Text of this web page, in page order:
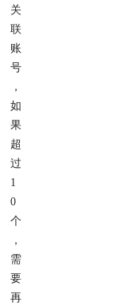
关
联
账
号
，
如
果
超
过
1
0
个
，
需
要
再